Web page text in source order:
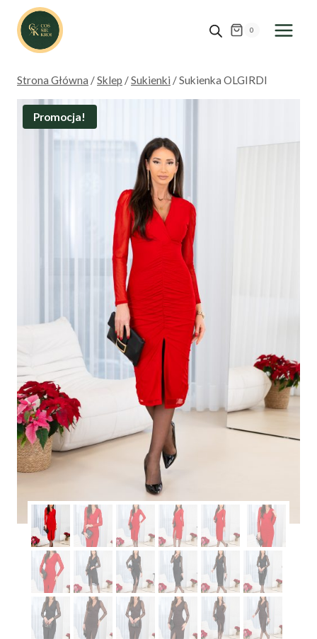
Przejdź
treści
0
Strona Główna /Sklep /Sukienki /Sukienka OLGIRDI
Promocja!